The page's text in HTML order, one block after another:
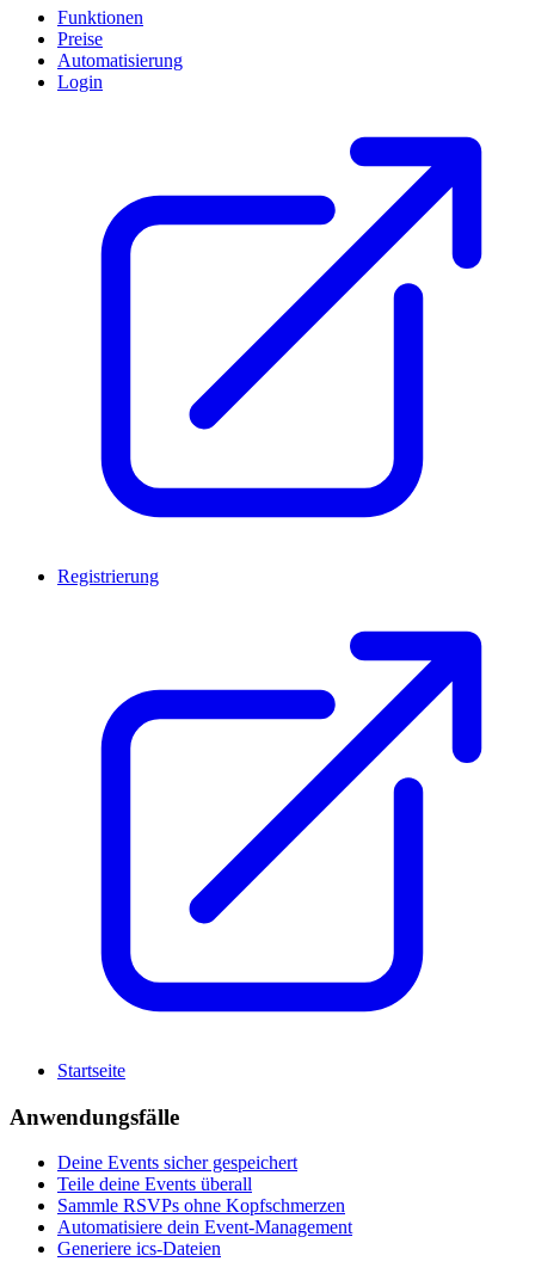
Funktionen
Preise
Automatisierung
Login
Registrierung
Startseite
Anwendungsfälle
Deine Events sicher gespeichert
Teile deine Events überall
Sammle RSVPs ohne Kopfschmerzen
Automatisiere dein Event-Management
Generiere ics-Dateien